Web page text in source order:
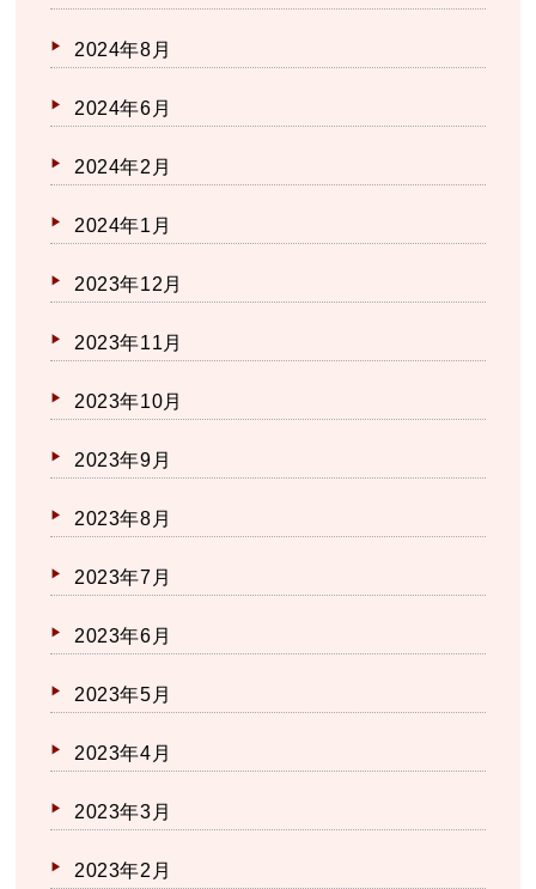
2024年8月
2024年6月
2024年2月
2024年1月
2023年12月
2023年11月
2023年10月
2023年9月
2023年8月
2023年7月
2023年6月
2023年5月
2023年4月
2023年3月
2023年2月